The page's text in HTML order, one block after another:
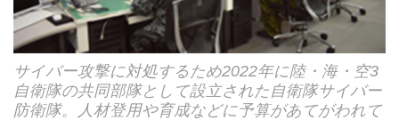
サイバー攻撃に対処するため2022年に陸・海・空3
自衛隊の共同部隊として設立された自衛隊サイバー
防衛隊。人材登用や育成などに予算があてがわれて